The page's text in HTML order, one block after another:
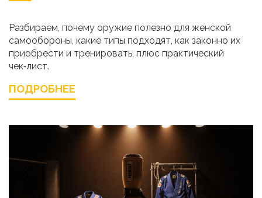
Разбираем, почему оружие полезно для женской
самообороны, какие типы подходят, как законно их
приобрести и тренировать, плюс практический
чек‑лист.
ПОДРОБНЕЕ